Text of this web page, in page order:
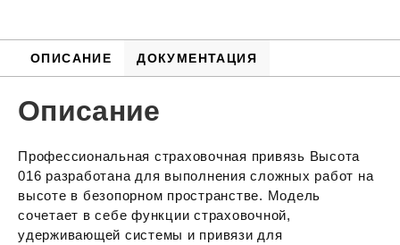
ОПИСАНИЕ ДОКУМЕНТАЦИЯ
Описание
Профессиональная страховочная привязь Высота
016 разработана для выполнения сложных работ на
высоте в безопорном пространстве. Модель
сочетает в себе функции страховочной,
удерживающей системы и привязи для